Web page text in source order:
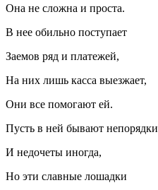
Она не сложна и проста.
В нее обильно поступает
Заемов ряд и платежей,
На них лишь касса выезжает,
Они все помогают ей.
Пусть в ней бывают непорядки
И недочеты иногда,
Но эти славные лошадки